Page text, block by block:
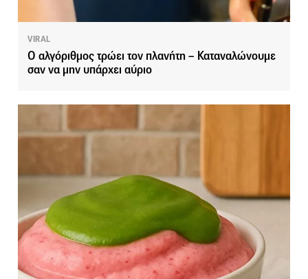
VIRAL
Ο αλγόριθμος τρώει τον πλανήτη – Καταναλώνουμε
σαν να μην υπάρχει αύριο